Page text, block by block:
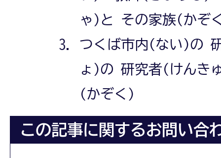
ゃ)と その家族(かぞ
つくば市内(ない)の
ょ)の 研究者(けんき
(かぞく)
この記事に関するお問い合